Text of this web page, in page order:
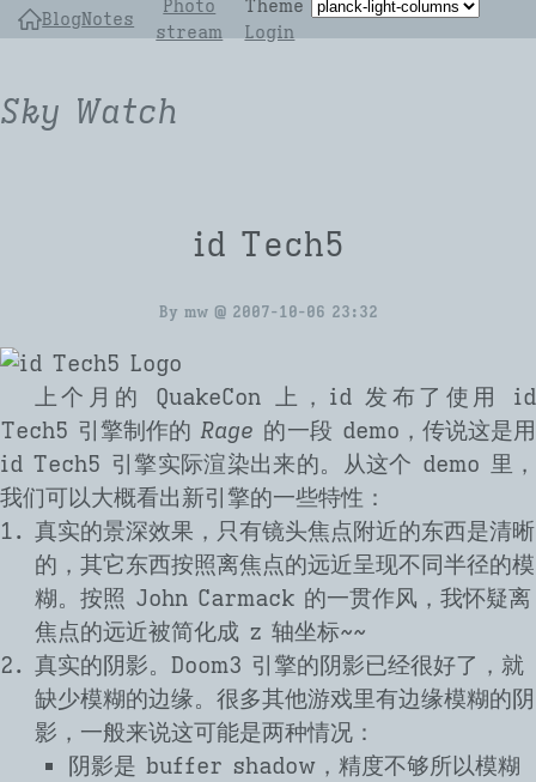
BlogNotes
Photo
stream
Theme
Login
Sky Watch
id Tech5
By mw@2007-10-06 23:32
上个月的 QuakeCon 上，id 发布了使用 id
Tech5 引擎制作的Rage 的一段 demo，传说这是用
id Tech5 引擎实际渲染出来的。从这个 demo 里，
我们可以大概看出新引擎的一些特性：
真实的景深效果，只有镜头焦点附近的东西是清晰
的，其它东西按照离焦点的远近呈现不同半径的模
糊。按照 John Carmack 的一贯作风，我怀疑离
焦点的远近被简化成 z 轴坐标~~
真实的阴影。Doom3 引擎的阴影已经很好了，就
缺少模糊的边缘。很多其他游戏里有边缘模糊的阴
影，一般来说这可能是两种情况：
阴影是 buffer shadow，精度不够所以模糊